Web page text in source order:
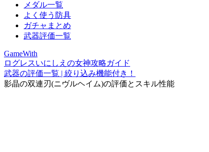
メダル一覧
よく使う防具
ガチャまとめ
武器評価一覧
GameWith
ログレスいにしえの女神攻略ガイド
武器の評価一覧 | 絞り込み機能付き！
影晶の双連刃(ニヴルヘイム)の評価とスキル性能